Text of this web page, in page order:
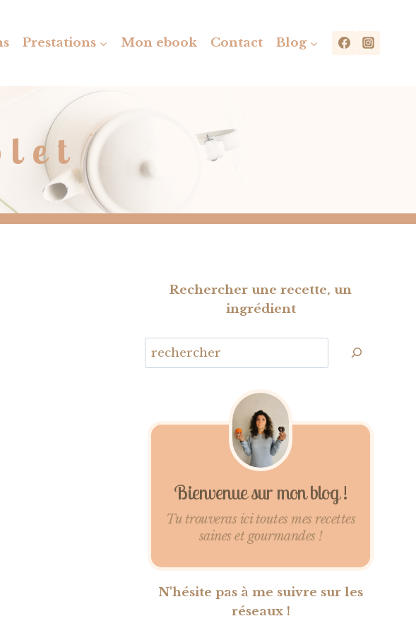
Prestations Mon ebook Contact Blog
Rechercher une recette, un
ingrédient
Bienvenue sur mon blog !
Tu trouveras ici toutes mes recettes
saines et gourmandes !
N'hésite pas à me suivre sur les
réseaux !